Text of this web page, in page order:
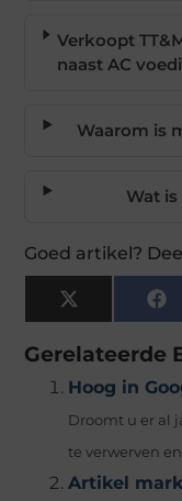
Verkoopt
naast AC
Waarom is
Wat is
Goed artikel?
X
(Twitter)
Gerelateerde
Hoog in
Droomt u er al
te verwerven
Artikel